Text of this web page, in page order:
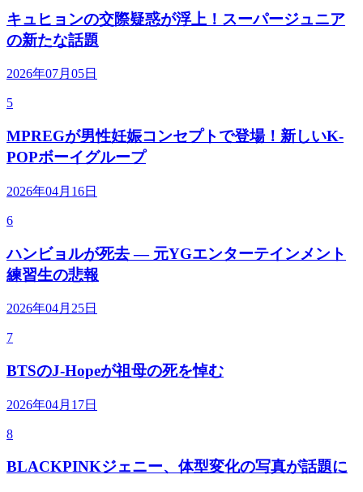
キュヒョンの交際疑惑が浮上！スーパージュニア
の新たな話題
2026年07月05日
5
MPREGが男性妊娠コンセプトで登場！新しいK-
POPボーイグループ
2026年04月16日
6
ハンビョルが死去 — 元YGエンターテインメント
練習生の悲報
2026年04月25日
7
BTSのJ-Hopeが祖母の死を悼む
2026年04月17日
8
BLACKPINKジェニー、体型変化の写真が話題に